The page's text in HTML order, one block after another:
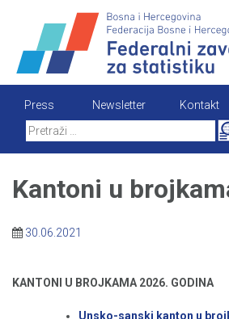
content
Press Newsletter
Kontakt
Kantoni u
30.06.2021
KANTONI U BROJKAMA 2026. GODINA
Unsko-sanski kanton u